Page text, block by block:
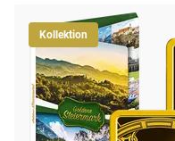
Kollektion